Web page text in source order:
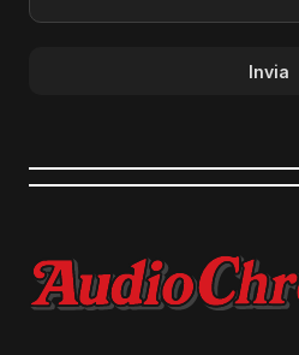
Invia